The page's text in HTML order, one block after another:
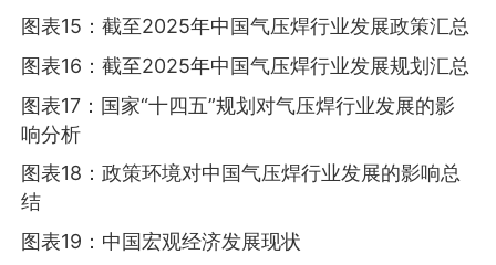
图表15：截至2025年中国气压焊行业发展政策汇总
图表16：截至2025年中国气压焊行业发展规划汇总
图表17：国家“十四五”规划对气压焊行业发展的影
响分析
图表18：政策环境对中国气压焊行业发展的影响总
结
图表19：中国宏观经济发展现状